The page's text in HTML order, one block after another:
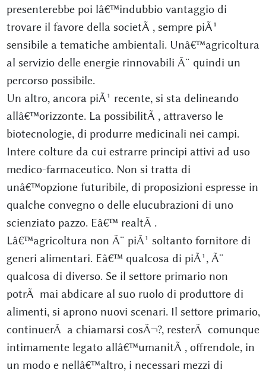
presenterebbe poi lâ€™indubbio vantaggio di
trovare il favore della societÃ , sempre piÃ¹
sensibile a tematiche ambientali. Unâ€™agricoltura
al servizio delle energie rinnovabili Ã¨ quindi un
percorso possibile.
Un altro, ancora piÃ¹ recente, si sta delineando
allâ€™orizzonte. La possibilitÃ , attraverso le
biotecnologie, di produrre medicinali nei campi.
Intere colture da cui estrarre principi attivi ad uso
medico-farmaceutico. Non si tratta di
unâ€™opzione futuribile, di proposizioni espresse in
qualche convegno o delle elucubrazioni di uno
scienziato pazzo. Eâ€™ realtÃ .
Lâ€™agricoltura non Ã¨ piÃ¹ soltanto fornitore di
generi alimentari. Eâ€™ qualcosa di piÃ¹, Ã¨
qualcosa di diverso. Se il settore primario non
potrÃ mai abdicare al suo ruolo di produttore di
alimenti, si aprono nuovi scenari. Il settore primario,
continuerÃ a chiamarsi cosÃ¬?, resterÃ comunque
intimamente legato allâ€™umanitÃ , offrendole, in
un modo e nellâ€™altro, i necessari mezzi di